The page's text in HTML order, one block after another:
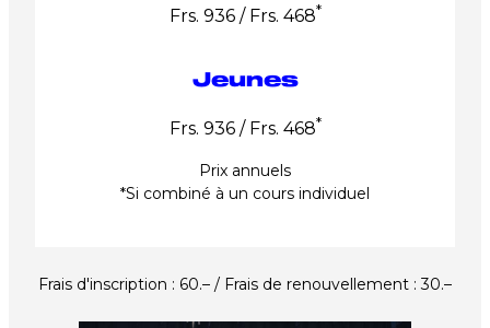
Frs. 936 / Frs. 468*
Jeunes
Frs. 936 / Frs. 468*
Prix annuels
*Si combiné à un cours individuel
Frais d'inscription : 60.– / Frais de renouvellement : 30.–